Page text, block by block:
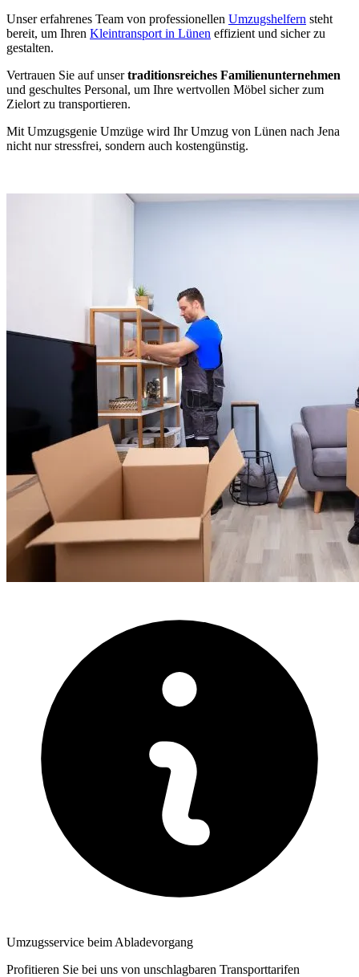
Unser erfahrenes Team von professionellen Umzugshelfern steht
bereit, um Ihren Kleintransport in Lünen effizient und sicher zu
gestalten.
Vertrauen Sie auf unsertraditionsreiches Familienunternehmen
und geschultes Personal, um Ihre wertvollen Möbel sicher zum
Zielort zu transportieren.
Mit Umzugsgenie Umzüge wird Ihr Umzug von Lünen nach Jena
nicht nur stressfrei, sondern auch kostengünstig.
Umzugsservice beim Abladevorgang
Profitieren Sie bei uns von unschlagbaren Transporttarifen